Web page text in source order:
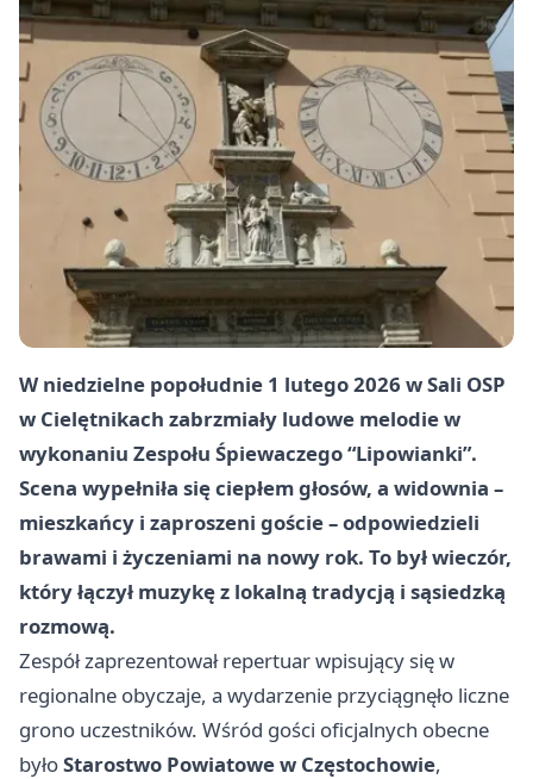
W niedzielne popołudnie 1 lutego 2026 wSali OSP
w Cielętnikach zabrzmiały ludowe melodie w
wykonaniu Zespołu Śpiewaczego “Lipowianki”.
Scena wypełniła się ciepłem głosów, a widownia –
mieszkańcy i zaproszeni goście – odpowiedzieli
brawami i życzeniami na nowy rok. To był wieczór,
który łączył muzykę z lokalną tradycją i sąsiedzką
rozmową.
Zespół zaprezentował repertuar wpisujący się w
regionalne obyczaje, a wydarzenie przyciągnęło liczne
grono uczestników. Wśród gości oficjalnych obecne
byłoStarostwo Powiatowe w Częstochowie,